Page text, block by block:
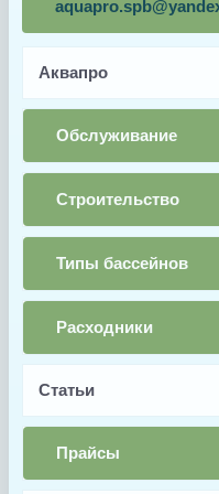
Аквапро
Обслуживание
Строительство
Типы бассейнов
Расходники
Статьи
Прайсы
(89010707).
Имя
Почта